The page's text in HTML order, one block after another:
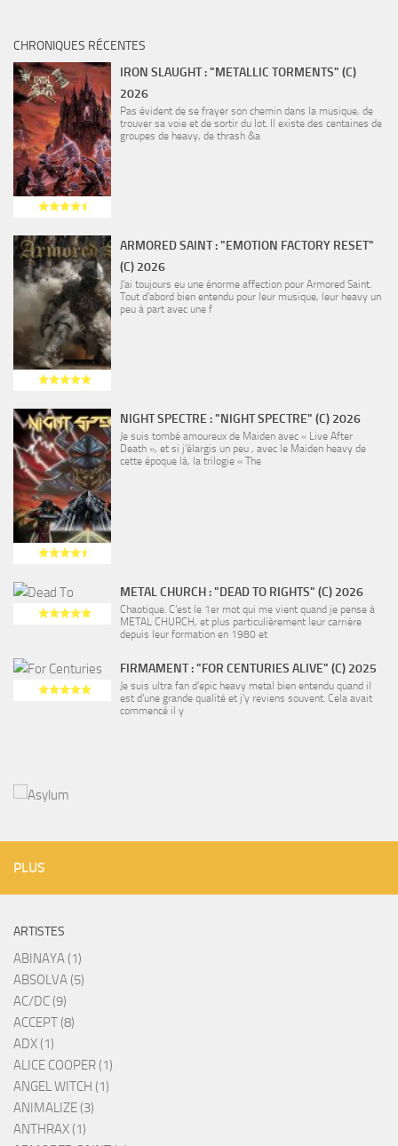
CHRONIQUES RÉCENTES
IRON SLAUGHT : "METALLIC TORMENTS" (C)
2026
Pas évident de se frayer son chemin dans la musique, de
trouver sa voie et de sortir du lot. Il existe des centaines de
groupes de heavy, de thrash &a
ARMORED SAINT : "EMOTION FACTORY RESET"
(C) 2026
J’ai toujours eu une énorme affection pour Armored Saint.
Tout d’abord bien entendu pour leur musique, leur heavy un
peu à part avec une f
NIGHT SPECTRE : "NIGHT SPECTRE" (C) 2026
Je suis tombé amoureux de Maiden avec « Live After
Death », et si j’élargis un peu , avec le Maiden heavy de
cette époque là, la trilogie « The
METAL CHURCH : "DEAD TO RIGHTS" (C) 2026
Chaotique. C’est le 1er mot qui me vient quand je pense à
METAL CHURCH, et plus particulièrement leur carrière
depuis leur formation en 1980 et
FIRMAMENT : "FOR CENTURIES ALIVE" (C) 2025
Je suis ultra fan d’epic heavy metal bien entendu quand il
est d’une grande qualité et j’y reviens souvent. Cela avait
commencé il y
PLUS
ARTISTES
ABINAYA (1)
ABSOLVA (5)
AC/DC (9)
ACCEPT (8)
ADX (1)
ALICE COOPER (1)
ANGEL WITCH (1)
ANIMALIZE (3)
ANTHRAX (1)